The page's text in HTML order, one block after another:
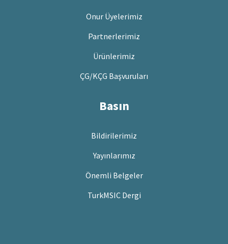
Onur Üyelerimiz
Partnerlerimiz
Ürünlerimiz
ÇG/KÇG Başvuruları
Basın
Bildirilerimiz
Yayınlarımız
Önemli Belgeler
TurkMSIC Dergi